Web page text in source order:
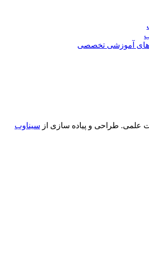
آموزشی تخصصی
علمی. طراحی و پیاده سازی از سیناوب